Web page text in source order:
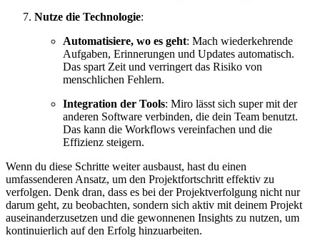
Nutze die Technologie:
Automatisiere, wo es geht: Mach wiederkehrende
Aufgaben, Erinnerungen und Updates automatisch.
Das spart Zeit und verringert das Risiko von
menschlichen Fehlern.
Integration der Tools: Miro lässt sich super mit der
anderen Software verbinden, die dein Team benutzt.
Das kann die Workflows vereinfachen und die
Effizienz steigern.
Wenn du diese Schritte weiter ausbaust, hast du einen
umfassenderen Ansatz, um den Projektfortschritt effektiv zu
verfolgen. Denk dran, dass es bei der Projektverfolgung nicht nur
darum geht, zu beobachten, sondern sich aktiv mit deinem Projekt
auseinanderzusetzen und die gewonnenen Insights zu nutzen, um
kontinuierlich auf den Erfolg hinzuarbeiten.